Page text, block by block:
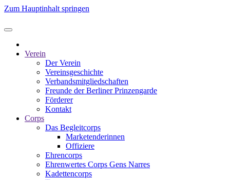
Zum Hauptinhalt springen
Verein
Der Verein
Vereinsgeschichte
Verbandsmitgliedschaften
Freunde der Berliner Prinzengarde
Förderer
Kontakt
Corps
Das Begleitcorps
Marketenderinnen
Offiziere
Ehrencorps
Ehrenwertes Corps Gens Narres
Kadettencorps